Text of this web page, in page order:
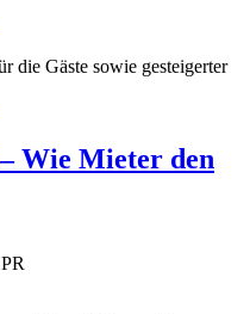
die Gäste sowie gesteigerter
Wie Mieter den